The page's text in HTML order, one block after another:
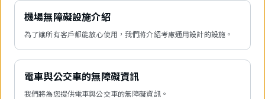
機場無障礙設施介紹
為了讓所有客戶都能放心使用，我們將介紹考慮通用設計的設施。
電車與公交車的無障礙資訊
我們將為您提供電車與公交車的無障礙資訊。